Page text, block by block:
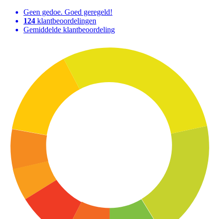
Geen gedoe. Goed geregeld!
124 klantbeoordelingen
Gemiddelde klantbeoordeling